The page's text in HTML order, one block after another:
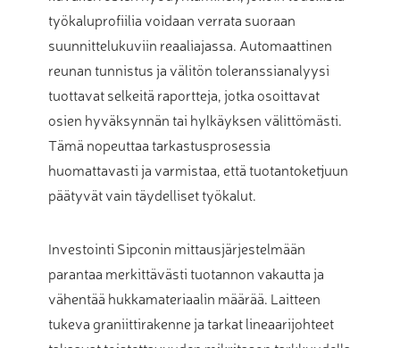
työkaluprofiilia voidaan verrata suoraan
suunnittelukuviin reaaliajassa. Automaattinen
reunan tunnistus ja välitön toleranssianalyysi
tuottavat selkeitä raportteja, jotka osoittavat
osien hyväksynnän tai hylkäyksen välittömästi.
Tämä nopeuttaa tarkastusprosessia
huomattavasti ja varmistaa, että tuotantoketjuun
päätyvät vain täydelliset työkalut.
Investointi Sipconin mittausjärjestelmään
parantaa merkittävästi tuotannon vakautta ja
vähentää hukkamateriaalin määrää. Laitteen
tukeva graniittirakenne ja tarkat lineaarijohteet